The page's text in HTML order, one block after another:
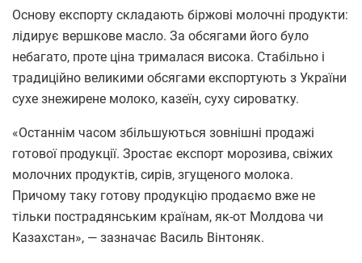
Основу експорту складають біржові молочні продукти:
лідирує вершкове масло. За обсягами його було
небагато, проте ціна трималася висока. Стабільно і
традиційно великими обсягами експортують з України
сухе знежирене молоко, казеїн, суху сироватку.
«Останнім часом збільшуються зовнішні продажі
готової продукції. Зростає експорт морозива, свіжих
молочних продуктів, сирів, згущеного молока.
Причому таку готову продукцію продаємо вже не
тільки пострадянським країнам, як-от Молдова чи
Казахстан», — зазначає Василь Вінтоняк.